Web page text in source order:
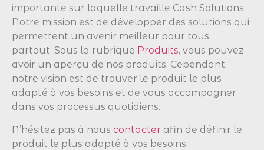
importante sur laquelle travaille Cash Solutions.
Notre mission est de développer des solutions qui
permettent un avenir meilleur pour tous,
partout. Sous la rubrique Produits, vous pouvez
avoir un aperçu de nos produits. Cependant,
notre vision est de trouver le produit le plus
adapté à vos besoins et de vous accompagner
dans vos processus quotidiens.
N’hésitez pas à nous contacter afin de définir le
produit le plus adapté à vos besoins.